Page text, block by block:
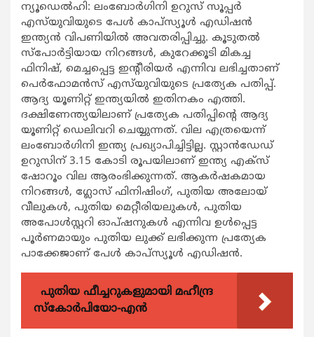
ന്യൂഡെല്‍ഹി: ലംബോര്‍ഗിനി ഉറുസ് സൂപ്പര്‍
എസ്‌യുവിയുടെ പേള്‍ കാപ്‌സ്യൂള്‍ എഡിഷന്‍
ഇന്ത്യന്‍ വിപണിയില്‍ അവതരിപ്പിച്ചു. കൂടുതല്‍
സ്‌പോര്‍ട്ടിയായ നിറങ്ങള്‍, കുറേക്കൂടി മികച്ച
ഫിനിഷ്, മെച്ചപ്പെട്ട ഇന്റീരിയര്‍ എന്നിവ ലഭിച്ചതാണ്
പെര്‍ഫോമന്‍സ് എസ്‌യുവിയുടെ പ്രത്യേക പതിപ്പ്.
ആദ്യ യൂണിറ്റ് ഇന്ത്യയില്‍ ഇതിനകം എത്തി.
ദക്ഷിണേന്ത്യയിലാണ് പ്രത്യേക പതിപ്പിന്റെ ആദ്യ
യൂണിറ്റ് ഡെലിവറി ചെയ്യുന്നത്. വില എത്രയെന്ന്
ലംബോര്‍ഗിനി ഇന്ത്യ പ്രഖ്യാപിച്ചിട്ടില്ല. സ്റ്റാന്‍ഡേഡ്
ഉറുസിന് 3.15 കോടി രൂപയിലാണ് ഇന്ത്യ എക്‌സ്
ഷോറൂം വില ആരംഭിക്കുന്നത്. ആകര്‍ഷകമായ
നിറങ്ങള്‍, ഗ്ലോസ് ഫിനിഷിംഗ്, പുതിയ അലോയ്
വീലുകള്‍, പുതിയ മെറ്റീരിയലുകള്‍, പുതിയ
അപോള്‍സ്റ്ററി ഓപ്ഷനുകള്‍ എന്നിവ ഉള്‍പ്പെട്ട
പൂര്‍ണമായും പുതിയ ലുക്ക് ലഭിക്കുന്ന പ്രത്യേക
പാക്കേജാണ് പേള്‍ കാപ്‌സ്യൂള്‍ എഡിഷന്‍.
പുതിയ ഫീച്ചറുകളുമായി മഹീന്ദ്ര
സ്കോർപിയോ-എൻ